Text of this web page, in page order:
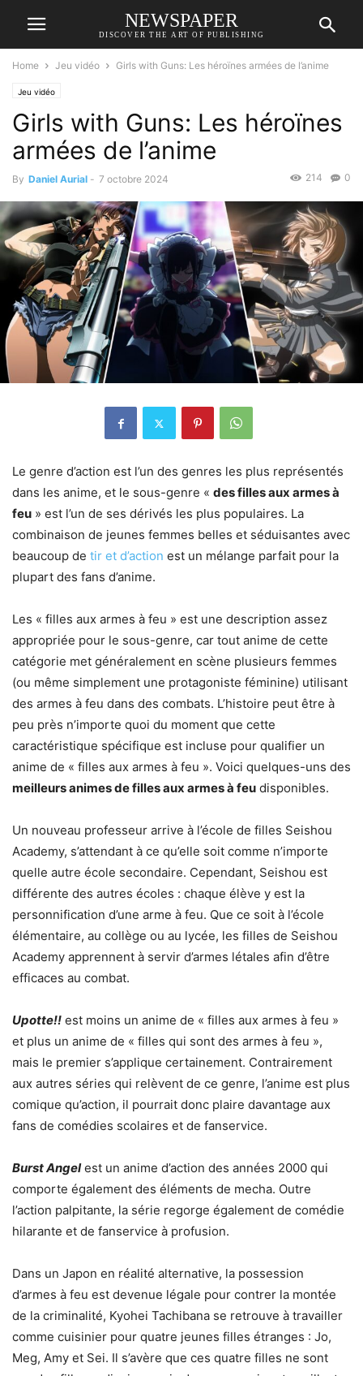
NEWSPAPER
DISCOVER THE ART OF PUBLISHING
Home Jeu vidéo Girls with Guns: Les héroïnes armées de l’anime
Jeu vidéo
Girls with Guns: Les héroïnes
armées de l’anime
By Daniel Aurial - 7 octobre 2024 0
214
Le genre d’action est l’un des genres les plus représentés
dans les anime, et le sous-genre « des filles aux armes à
feu » est l’un de ses dérivés les plus populaires. La
combinaison de jeunes femmes belles et séduisantes avec
beaucoup de tir et d’action est un mélange parfait pour la
plupart des fans d’anime.
Les « filles aux armes à feu » est une description assez
appropriée pour le sous-genre, car tout anime de cette
catégorie met généralement en scène plusieurs femmes
(ou même simplement une protagoniste féminine) utilisant
des armes à feu dans des combats. L’histoire peut être à
peu près n’importe quoi du moment que cette
caractéristique spécifique est incluse pour qualifier un
anime de « filles aux armes à feu ». Voici quelques-uns des
meilleurs animes de filles aux armes à feu disponibles.
Un nouveau professeur arrive à l’école de filles Seishou
Academy, s’attendant à ce qu’elle soit comme n’importe
quelle autre école secondaire. Cependant, Seishou est
différente des autres écoles : chaque élève y est la
personnification d’une arme à feu. Que ce soit à l’école
élémentaire, au collège ou au lycée, les filles de Seishou
Academy apprennent à servir d’armes létales afin d’être
efficaces au combat.
Upotte!! est moins un anime de « filles aux armes à feu »
et plus un anime de « filles qui sont des armes à feu »,
mais le premier s’applique certainement. Contrairement
aux autres séries qui relèvent de ce genre, l’anime est plus
comique qu’action, il pourrait donc plaire davantage aux
fans de comédies scolaires et de fanservice.
Burst Angelest un anime d’action des années 2000 qui
comporte également des éléments de mecha. Outre
l’action palpitante, la série regorge également de comédie
hilarante et de fanservice à profusion.
Dans un Japon en réalité alternative, la possession
d’armes à feu est devenue légale pour contrer la montée
de la criminalité, Kyohei Tachibana se retrouve à travailler
comme cuisinier pour quatre jeunes filles étranges : Jo,
Meg, Amy et Sei. Il s’avère que ces quatre filles ne sont